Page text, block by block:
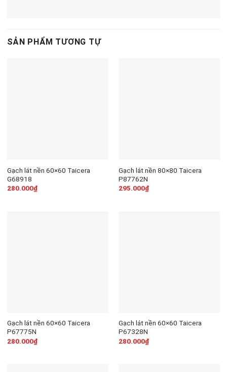
SẢN PHẨM TƯƠNG TỰ
Gạch lát nền 60×60 Taicera
G68918
280.000₫
Gạch lát nền 80×80 Taicera
P87762N
295.000₫
Gạch lát nền 60×60 Taicera
P67775N
280.000₫
Gạch lát nền 60×60 Taicera
P67328N
280.000₫